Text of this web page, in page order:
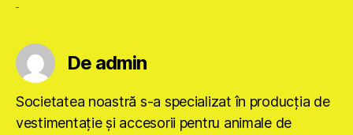
De admin
Societatea noastră s-a specializat în producţia de
vestimentaţie şi accesorii pentru animale de